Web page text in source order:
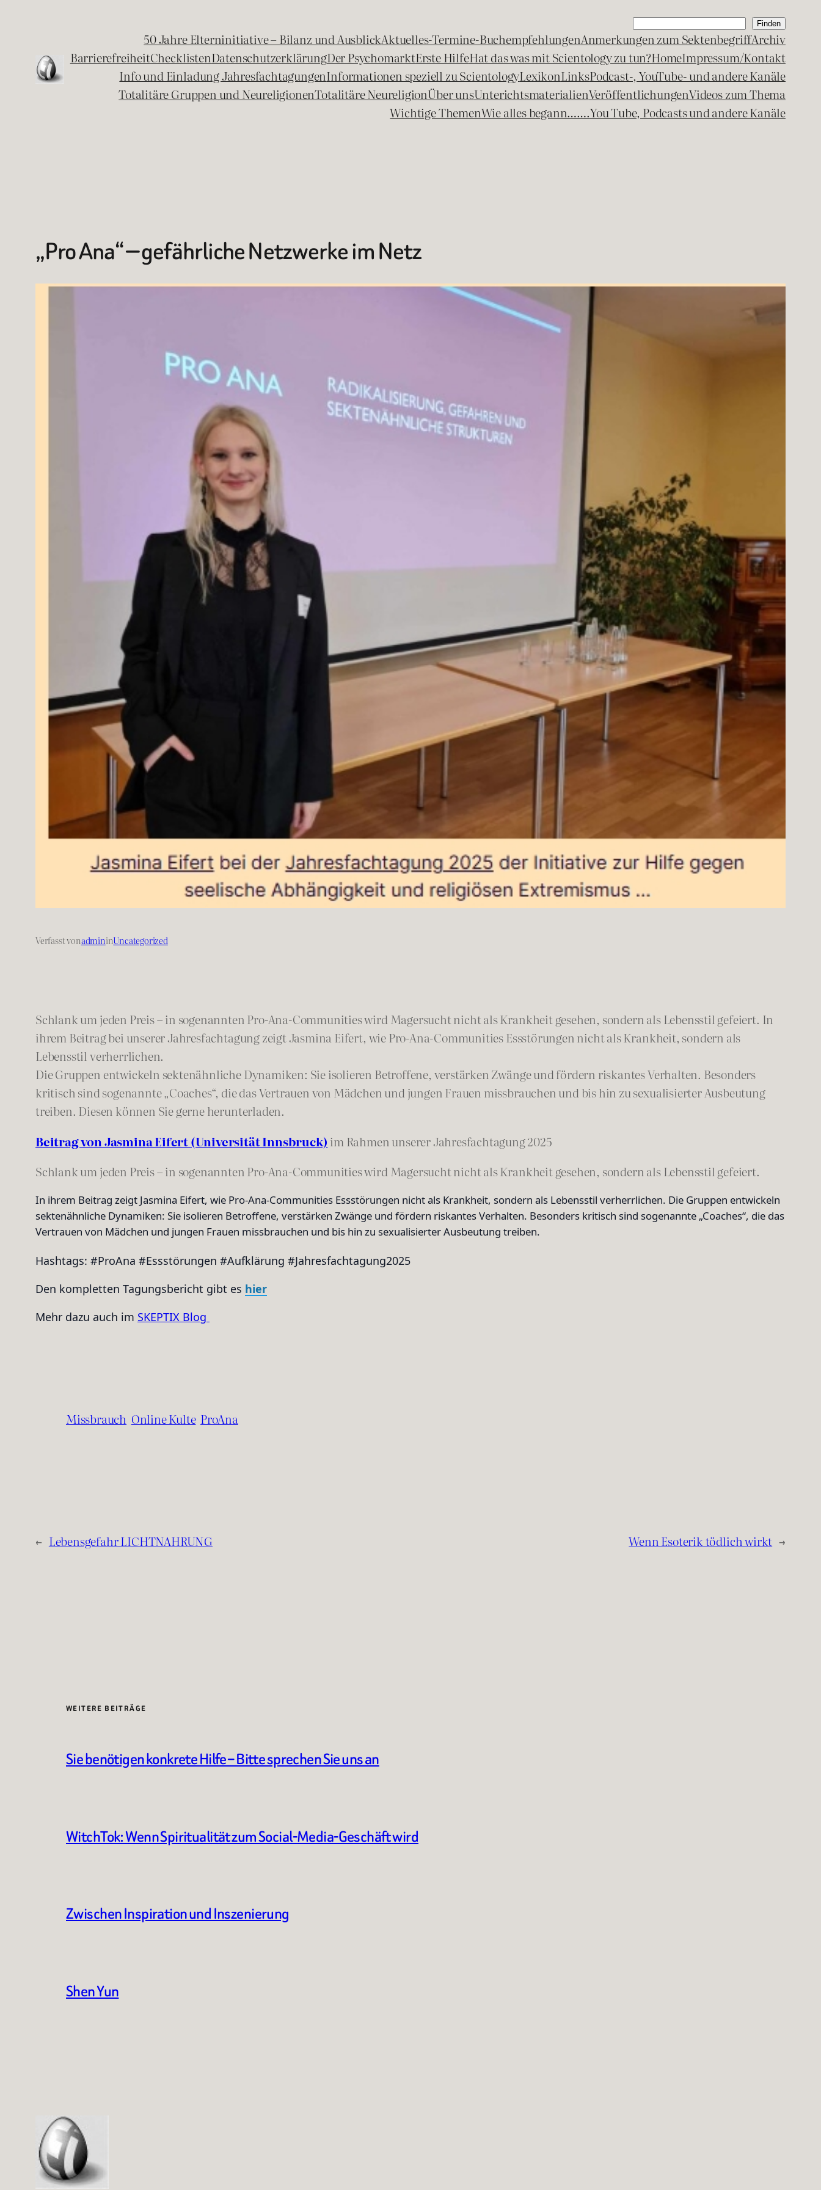
Suchen Finden
50 Jahre Elterninitiative – Bilanz und AusblickAktuelles-Termine-BuchempfehlungenAnmerkungen zum SektenbegriffArchiv
BarrierefreiheitChecklistenDatenschutzerklärungDer PsychomarktErste HilfeHat das was mit Scientology zu tun?HomeImpressum/Kontakt
Info und Einladung JahresfachtagungenInformationen speziell zu ScientologyLexikonLinksPodcast-, YouTube- und andere Kanäle
Totalitäre Gruppen und NeureligionenTotalitäre NeureligionÜber unsUnterichtsmaterialienVeröffentlichungenVideos zum Thema
Wichtige ThemenWie alles begann…….You Tube, Podcasts und andere Kanäle
„Pro Ana“ — gefährliche Netzwerke im Netz
Verfasst vonadmininUncategorized
Schlank um jeden Preis – in sogenannten Pro-Ana-Communities wird Magersucht nicht als Krankheit gesehen, sondern als Lebensstil gefeiert. In
ihrem Beitrag bei unserer Jahresfachtagung zeigt Jasmina Eifert, wie Pro-Ana-Communities Essstörungen nicht als Krankheit, sondern als
Lebensstil verherrlichen.
Die Gruppen entwickeln sektenähnliche Dynamiken: Sie isolieren Betroffene, verstärken Zwänge und fördern riskantes Verhalten. Besonders
kritisch sind sogenannte „Coaches“, die das Vertrauen von Mädchen und jungen Frauen missbrauchen und bis hin zu sexualisierter Ausbeutung
treiben. Diesen können Sie gerne herunterladen.
Beitrag von Jasmina Eifert (Universität Innsbruck) im Rahmen unserer Jahresfachtagung 2025
Schlank um jeden Preis – in sogenannten Pro-Ana-Communities wird Magersucht nicht als Krankheit gesehen, sondern als Lebensstil gefeiert.
In ihrem Beitrag zeigt Jasmina Eifert, wie Pro-Ana-Communities Essstörungen nicht als Krankheit, sondern als Lebensstil verherrlichen. Die Gruppen entwickeln
sektenähnliche Dynamiken: Sie isolieren Betroffene, verstärken Zwänge und fördern riskantes Verhalten. Besonders kritisch sind sogenannte „Coaches“, die das
Vertrauen von Mädchen und jungen Frauen missbrauchen und bis hin zu sexualisierter Ausbeutung treiben.
Hashtags: #ProAna #Essstörungen #Aufklärung #Jahresfachtagung2025
Den kompletten Tagungsbericht gibt es hier
Mehr dazu auch im SKEPTIX Blog
Missbrauch Online Kulte ProAna
← Lebensgefahr LICHTNAHRUNG Wenn Esoterik tödlich wirkt →
WEITERE BEITRÄGE
Sie benötigen konkrete Hilfe – Bitte sprechen Sie uns an
WitchTok: Wenn Spiritualität zum Social-Media-Geschäft wird
Zwischen Inspiration und Inszenierung
Shen Yun